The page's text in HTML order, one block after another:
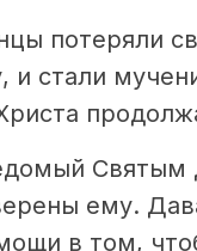
потеряли
и стали
Святым
ему.
в том,